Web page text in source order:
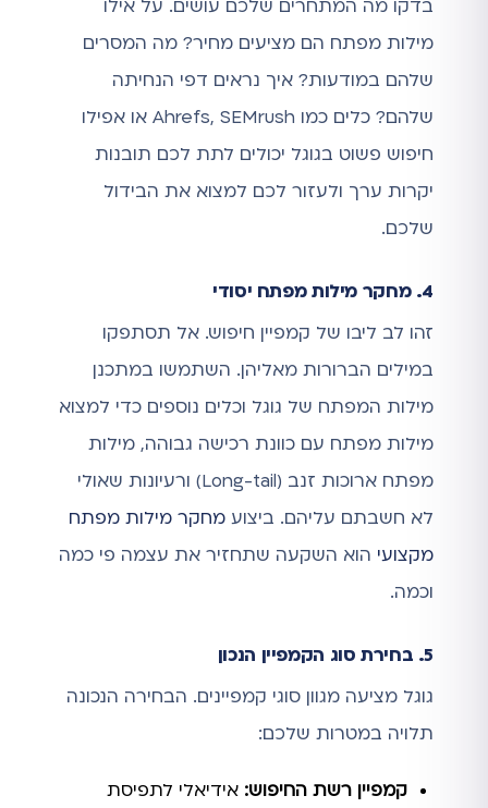
בדקו מה המתחרים שלכם עושים. על אילו
מילות מפתח הם מציעים מחיר? מה המסרים
שלהם במודעות? איך נראים דפי הנחיתה
שלהם? כלים כמו Ahrefs, SEMrush או אפילו
חיפוש פשוט בגוגל יכולים לתת לכם תובנות
יקרות ערך ולעזור לכם למצוא את הבידול
שלכם.
4. מחקר מילות מפתח יסודי
זהו לב ליבו של קמפיין חיפוש. אל תסתפקו
במילים הברורות מאליהן. השתמשו במתכנן
מילות המפתח של גוגל וכלים נוספים כדי למצוא
מילות מפתח עם כוונת רכישה גבוהה, מילות
מפתח ארוכות זנב (Long-tail) ורעיונות שאולי
לא חשבתם עליהם. ביצוע מחקר מילות מפתח
מקצועי הוא השקעה שתחזיר את עצמה פי כמה
וכמה.
5. בחירת סוג הקמפיין הנכון
גוגל מציעה מגוון סוגי קמפיינים. הבחירה הנכונה
תלויה במטרות שלכם:
קמפיין רשת החיפוש: אידיאלי לתפיסת